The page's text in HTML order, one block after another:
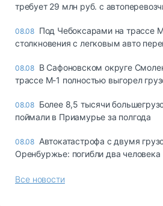
требует 29 млн руб. с
08.08 Под Чебоксарами на трассе
столкновения с легковым авто
08.08 В Сафоновском округе
трассе М-1 полностью выгорел
08.08 Более 8,5 тысячи
поймали в Приамурье за полгода
08.08 Автокатастрофа с двумя
Оренбуржье: погибли два человека
Все новости